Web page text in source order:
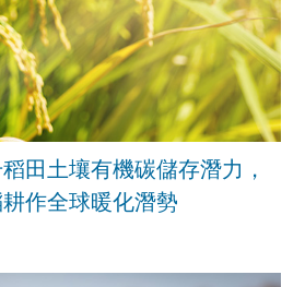
田土壤有機碳儲存潛力，
作全球暖化潛勢